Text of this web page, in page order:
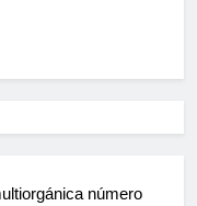
número